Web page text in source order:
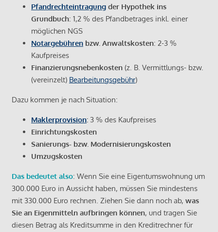
Pfandrechteintragung der Hypothek ins
Grundbuch: 1,2 % des Pfandbetrages inkl. einer
möglichen NGS
Notargebühren bzw. Anwaltskosten: 2-3 %
Kaufpreises
Finanzierungsnebenkosten (z. B. Vermittlungs- bzw.
(vereinzelt) Bearbeitungsgebühr)
Dazu kommen je nach Situation:
Maklerprovision: 3 % des Kaufpreises
Einrichtungskosten
Sanierungs- bzw. Modernisierungskosten
Umzugskosten
Das bedeutet also: Wenn Sie eine Eigentumswohnung um
300.000 Euro in Aussicht haben, müssen Sie mindestens
mit 330.000 Euro rechnen. Ziehen Sie dann noch ab, was
Sie an Eigenmitteln aufbringen können, und tragen Sie
diesen Betrag als Kreditsumme in den Kreditrechner für